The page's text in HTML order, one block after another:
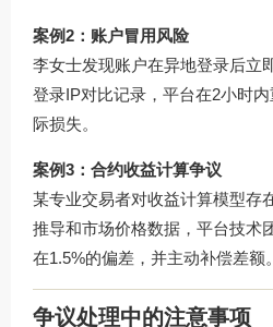
案例2：账户冒用风险
李女士发现账户在异地登录后立
登录IP对比记录，平台在2小时
际损失。
案例3：合约收益计算争议
某专业交易者对收益计算模型存
推导和市场价格数据，平台技术
在1.5%的偏差，并主动补偿差额。
争议处理中的注意事项